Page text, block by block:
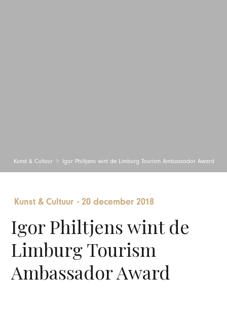
Kunst & Cultuur Igor Philtjens wint de Limburg Tourism Ambassador Award
Kunst & Cultuur -20 december 2018
Igor Philtjens wint de
Limburg Tourism
Ambassador Award